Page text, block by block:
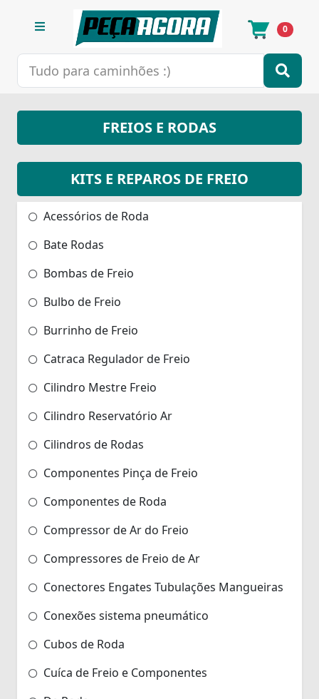
0
FREIOS E RODAS
KITS E REPAROS DE FREIO
Acessórios de Roda
Bate Rodas
Bombas de Freio
Bulbo de Freio
Burrinho de Freio
Catraca Regulador de Freio
Cilindro Mestre Freio
Cilindro Reservatório Ar
Cilindros de Rodas
Componentes Pinça de Freio
Componentes de Roda
Compressor de Ar do Freio
Compressores de Freio de Ar
Conectores Engates Tubulações Mangueiras
Conexões sistema pneumático
Cubos de Roda
Cuíca de Freio e Componentes